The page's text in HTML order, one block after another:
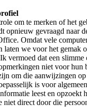
om te merken of het
opnieuw gevraagd naar
Omdat vele
laten we voor het gemak
vermoed dat een
niet voor hun
om die aanwijzingen
is voor
leest en opzoekt
niet direct door die